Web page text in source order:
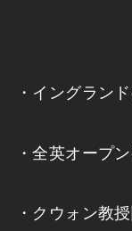
・イングラン
・全英オープ
・クウォン教